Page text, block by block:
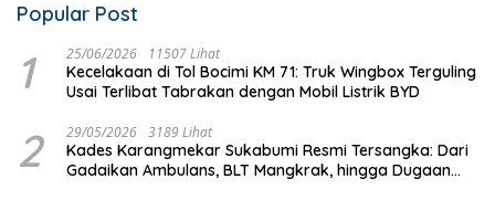
Popular Post
1 25/06/2026 11507 Lihat
Kecelakaan di Tol Bocimi KM 71: Truk Wingbox Terguling
Usai Terlibat Tabrakan dengan Mobil Listrik BYD
2 29/05/2026 3189 Lihat
Kades Karangmekar Sukabumi Resmi Tersangka: Dari
Gadaikan Ambulans, BLT Mangkrak, hingga Dugaan